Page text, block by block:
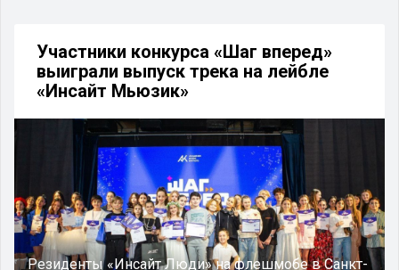
Участники конкурса «Шаг вперед»
выиграли выпуск трека на лейбле
«Инсайт Мьюзик»
Резиденты «Инсайт Люди» на флешмобе в Санкт-